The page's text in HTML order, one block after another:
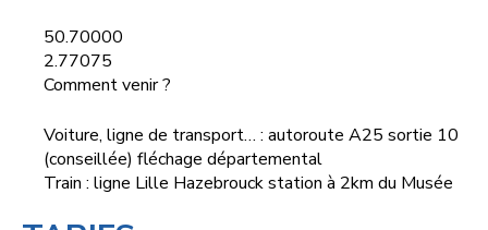
50.70000
2.77075
Comment venir ?
Voiture, ligne de transport… : autoroute A25 sortie 10
(conseillée) fléchage départemental
Train : ligne Lille Hazebrouck station à 2km du Musée